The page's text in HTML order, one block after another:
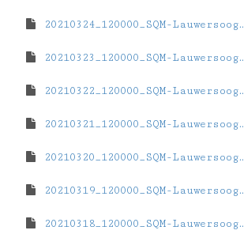
20210324_120000_SQM-Lauwersoog.dat
20210323_120000_SQM-Lauwersoog.dat
20210322_120000_SQM-Lauwersoog.dat
20210321_120000_SQM-Lauwersoog.dat
20210320_120000_SQM-Lauwersoog.dat
20210319_120000_SQM-Lauwersoog.dat
20210318_120000_SQM-Lauwersoog.dat